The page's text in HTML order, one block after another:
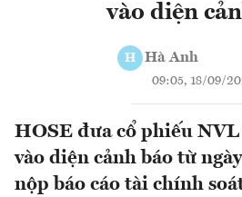
vào diện
H Hà Anh
09:05, 18/09/
HOSE đưa cổ phiếu
vào diện cảnh báo từ
nộp báo cáo tài chính